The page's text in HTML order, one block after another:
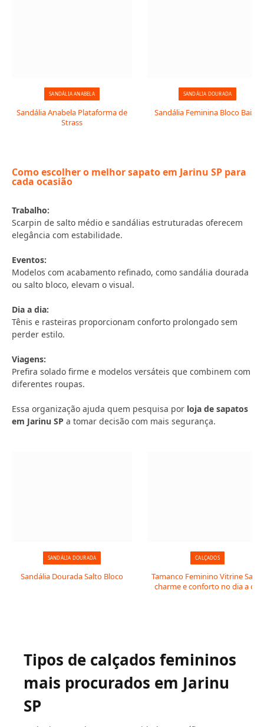
SANDÁLIA ANABELA
Sandália Anabela Plataforma de
Strass
SANDÁLIA DOURADA
Sandália Feminina Bloco Baixo
Como escolher o melhor sapato em Jarinu SP para
cada ocasião
Trabalho:
Scarpin de salto médio e sandálias estruturadas oferecem
elegância com estabilidade.
Eventos:
Modelos com acabamento refinado, como sandália dourada
ou salto bloco, elevam o visual.
Dia a dia:
Tênis e rasteiras proporcionam conforto prolongado sem
perder estilo.
Viagens:
Prefira solado firme e modelos versáteis que combinem com
diferentes roupas.
Essa organização ajuda quem pesquisa por loja de sapatos
em Jarinu SP a tomar decisão com mais segurança.
SANDÁLIA DOURADA
Sandália Dourada Salto Bloco
CALÇADOS
Tamanco Feminino Vitrine Salto:
charme e conforto no dia a dia
Tipos de calçados femininos
mais procurados em Jarinu
SP